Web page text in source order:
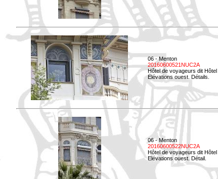
06 - Menton
20160600521NUC2A
Hôtel de voyageurs dit
Elévations ouest. Détails.
06 - Menton
20160600522NUC2A
Hôtel de voyageurs dit
Elévations ouest. Détail.